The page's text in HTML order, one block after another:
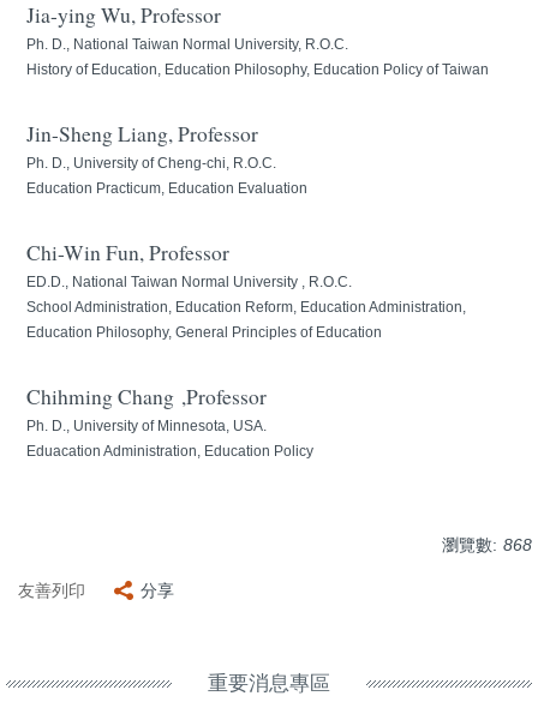
榮譽榜
法規表單
Jia-ying Wu, Professor
Ph. D., National Taiwan Normal University, R.O.C.
History of Education, Education Philosophy, Education Policy of Taiwan
Jin-Sheng Liang, Professor
Ph. D., University of Cheng-chi, R.O.C.
Education Practicum, Education Evaluation
Chi-Win Fun, Professor
ED.D., National Taiwan Normal University , R.O.C.
School Administration, Education Reform, Education Administration,
Education Philosophy, General Principles of Education
Chihming Chang ,Professor
Ph. D., University of Minnesota, USA.
Eduacation Administration, Education Policy
瀏覽數: 868
友善列印 分享
重要消息專區